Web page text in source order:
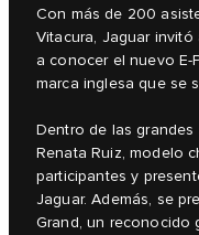
Con más de 200
Vitacura, Jaguar
a conocer el nuevo
marca inglesa que se
Dentro de las
Renata Ruiz, modelo
participantes y
Jaguar. Además, se
Grand, un reconocido